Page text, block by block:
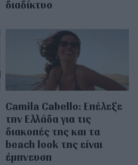
διαδίκτυο
Camila Cabello: Επέλεξε
την Ελλάδα για τις
διακοπές της και τα
beach look της είναι
έμπνευση